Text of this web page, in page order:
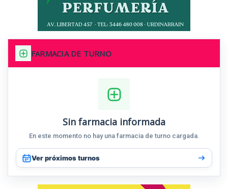
FARMACIA DE TURNO
Sin farmacia informada
En este momento no hay una farmacia de turno cargada.
Ver próximos turnos